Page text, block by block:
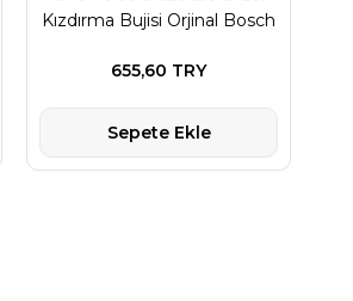
Kızdırma Bujisi Orjinal Bosch
655,60 TRY
Sepete Ekle